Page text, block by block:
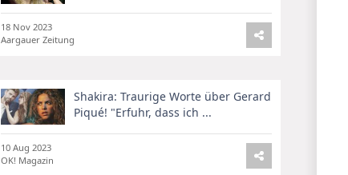
18 Nov 2023
Aargauer Zeitung
Shakira: Traurige Worte über Gerard
Piqué! "Erfuhr, dass ich ...
10 Aug 2023
OK! Magazin